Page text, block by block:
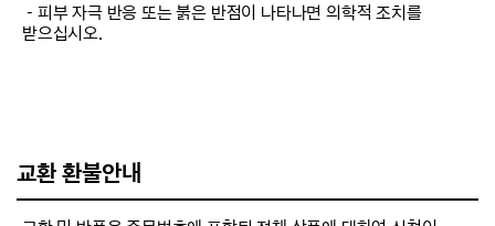
－피부 자극 반응 또는 붉은 반점이 나타나면 의학적 조치를
받으십시오.
교환 환불안내